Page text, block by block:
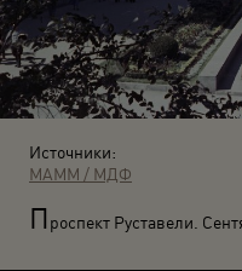
Источники:
МАММ / МДФ
Проспект Руставели.